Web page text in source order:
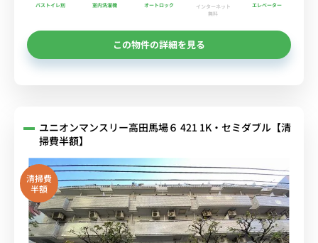
バストイレ別 室内洗濯機 オートロック
インターネット
無料
エレベーター
この物件の詳細を見る
ユニオンマンスリー高田馬場６ 421 1K・セミダブル【清
掃費半額】
清掃費
半額